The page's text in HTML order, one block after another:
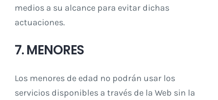
medios a su alcance para evitar dichas
actuaciones.
7. MENORES
Los menores de edad no podrán usar los
servicios disponibles a través de la Web sin la